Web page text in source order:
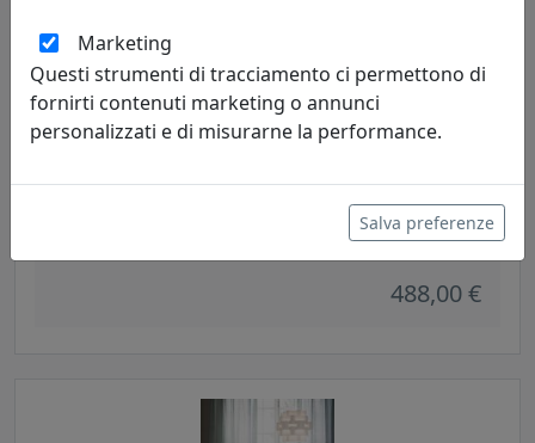
SEDIA CODE, COMFORT D'AVANGUARDIA, CODICE OCODEV13
488,00 €
Marketing
Questi strumenti di tracciamento ci permettono di
fornirti contenuti marketing o annunci
personalizzati e di misurarne la performance.
Salva preferenze